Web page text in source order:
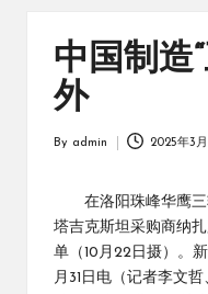
中国制造
外
By admin 2025年3
在洛阳珠峰华鹰三
塔吉克斯坦采购商纳扎
单（10月22日摄）。
月31日电（记者李文